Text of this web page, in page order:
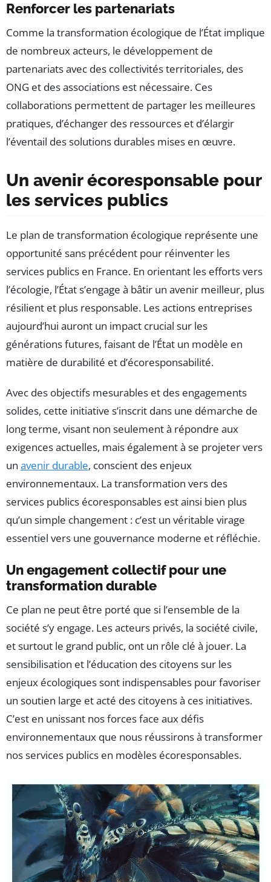
Renforcer les partenariats
Comme la transformation écologique de l’État implique
de nombreux acteurs, le développement de
partenariats avec des collectivités territoriales, des
ONG et des associations est nécessaire. Ces
collaborations permettent de partager les meilleures
pratiques, d’échanger des ressources et d’élargir
l’éventail des solutions durables mises en œuvre.
Un avenir écoresponsable pour
les services publics
Le plan de transformation écologique représente une
opportunité sans précédent pour réinventer les
services publics en France. En orientant les efforts vers
l’écologie, l’État s’engage à bâtir un avenir meilleur, plus
résilient et plus responsable. Les actions entreprises
aujourd’hui auront un impact crucial sur les
générations futures, faisant de l’État un modèle en
matière de durabilité et d’écoresponsabilité.
Avec des objectifs mesurables et des engagements
solides, cette initiative s’inscrit dans une démarche de
long terme, visant non seulement à répondre aux
exigences actuelles, mais également à se projeter vers
un avenir durable, conscient des enjeux
environnementaux. La transformation vers des
services publics écoresponsables est ainsi bien plus
qu’un simple changement : c’est un véritable virage
essentiel vers une gouvernance moderne et réfléchie.
Un engagement collectif pour une
transformation durable
Ce plan ne peut être porté que si l’ensemble de la
société s’y engage. Les acteurs privés, la société civile,
et surtout le grand public, ont un rôle clé à jouer. La
sensibilisation et l’éducation des citoyens sur les
enjeux écologiques sont indispensables pour favoriser
un soutien large et acté des citoyens à ces initiatives.
C’est en unissant nos forces face aux défis
environnementaux que nous réussirons à transformer
nos services publics en modèles écoresponsables.